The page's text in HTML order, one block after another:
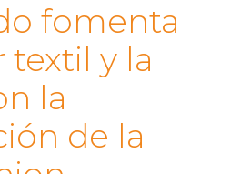
fomenta
textil y la
la
de la